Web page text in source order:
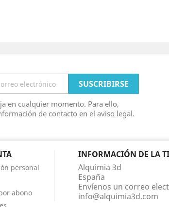
en cualquier momento. Para ello,
de contacto en el aviso legal.
personal
abono
INFORMACIÓN DE LA
Alquimia 3d
España
Envíenos un correo
info@alquimia3d.com